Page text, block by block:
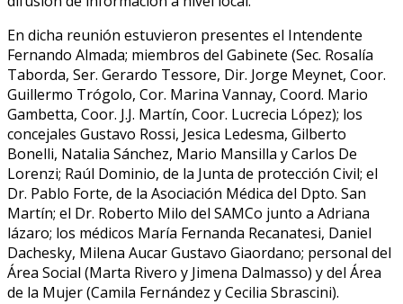
En dicha reunión estuvieron presentes el Intendente
Fernando Almada; miembros del Gabinete (Sec. Rosalía
Taborda, Ser. Gerardo Tessore, Dir. Jorge Meynet, Coor.
Guillermo Trógolo, Cor. Marina Vannay, Coord. Mario
Gambetta, Coor. J.J. Martín, Coor. Lucrecia López); los
concejales Gustavo Rossi, Jesica Ledesma, Gilberto
Bonelli, Natalia Sánchez, Mario Mansilla y Carlos De
Lorenzi; Raúl Dominio, de la Junta de protección Civil; el
Dr. Pablo Forte, de la Asociación Médica del Dpto. San
Martín; el Dr. Roberto Milo del SAMCo junto a Adriana
lázaro; los médicos María Fernanda Recanatesi, Daniel
Dachesky, Milena Aucar Gustavo Giaordano; personal del
Área Social (Marta Rivero y Jimena Dalmasso) y del Área
de la Mujer (Camila Fernández y Cecilia Sbrascini).